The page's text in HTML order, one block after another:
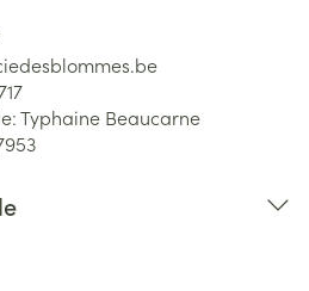
Typhaine Beaucarne